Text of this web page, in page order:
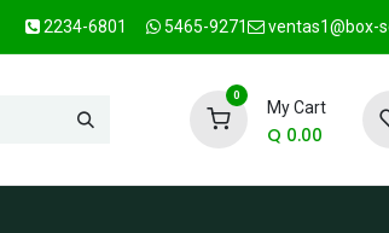
2234-6801 5465-9271 ventas1@box-
0
My Cart
Q 0.00